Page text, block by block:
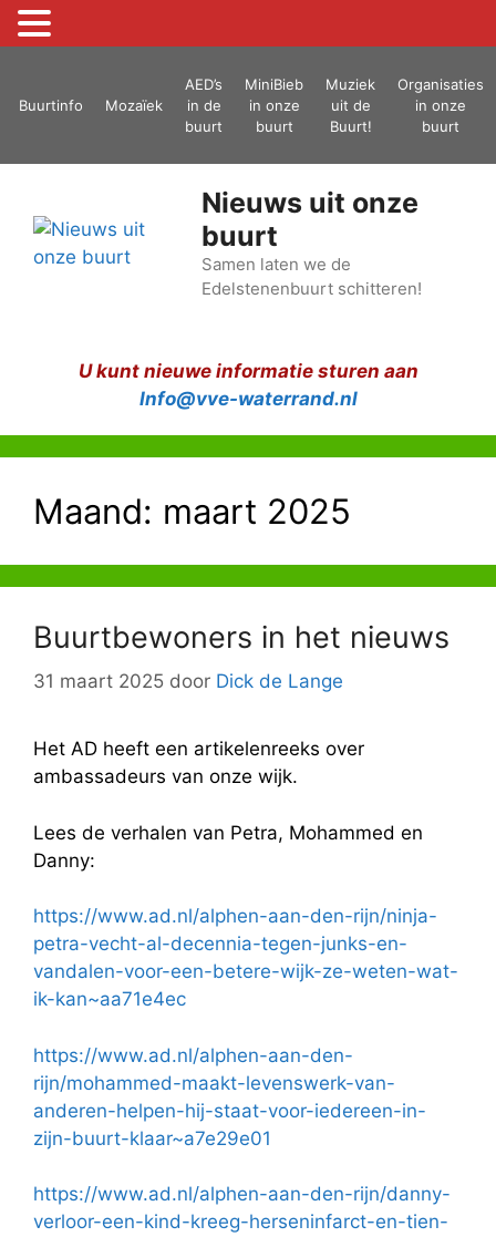
deBuurtinfo Mozaïek
AED’s
in de
buurt
MiniBieb
in onze
buurt
Muziek
uit de
Buurt!
Organisaties
in onze
buurt
Nieuws uit onze
buurt
Samen laten we de
Edelstenenbuurt schitteren!
U kunt nieuwe informatie sturen aan
Info@vve-waterrand.nl
Maand: maart 2025
Buurtbewoners in het nieuws
31 maart 2025 door Dick de Lange
Het AD heeft een artikelenreeks over
ambassadeurs van onze wijk.
Lees de verhalen van Petra, Mohammed en
Danny:
https://www.ad.nl/alphen-aan-den-rijn/ninja-
petra-vecht-al-decennia-tegen-junks-en-
vandalen-voor-een-betere-wijk-ze-weten-wat-
ik-kan~aa71e4ec
https://www.ad.nl/alphen-aan-den-
rijn/mohammed-maakt-levenswerk-van-
anderen-helpen-hij-staat-voor-iedereen-in-
zijn-buurt-klaar~a7e29e01
https://www.ad.nl/alphen-aan-den-rijn/danny-
verloor-een-kind-kreeg-herseninfarct-en-tien-